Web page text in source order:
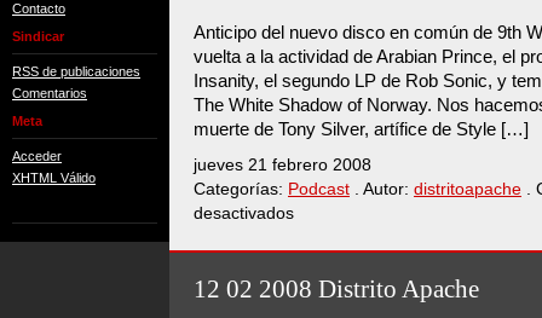
Contacto
Sindicar
RSS de publicaciones
Comentarios
Meta
Acceder
XHTML Válido
Anticipo del nuevo disco en común de 9th
vuelta a la actividad de Arabian Prince, el
Insanity, el segundo LP de Rob Sonic, y
The White Shadow of Norway. Nos
muerte de Tony Silver, artífice de Style […]
jueves 21 febrero 2008
Categorías: Podcast . Autor: distritoapache .
desactivadosen
02
Distrito
12 02 2008 Distrito Apache